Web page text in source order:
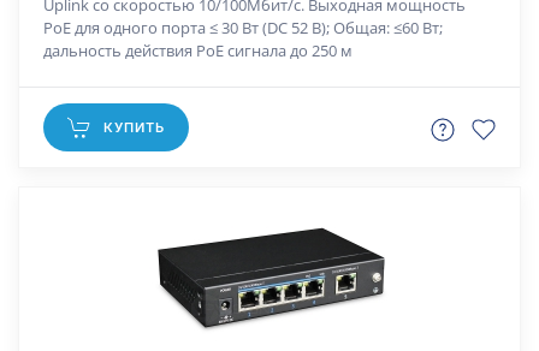
Uplink со скоростью 10/100Мбит/с. Выходная мощность
PoE для одного порта ≤ 30 Вт (DC 52 В); Общая: ≤60 Вт;
дальность действия РоЕ сигнала до 250 м
КУПИТЬ